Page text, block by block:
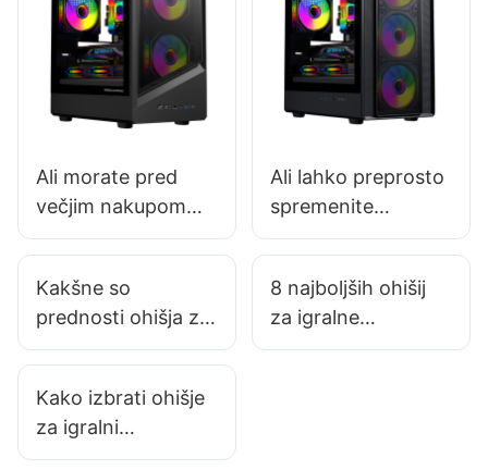
Ali morate pred
večjim nakupom
pregledati ohišja
računalnikov?
Ali lahko preprosto
spremenite
standardna ohišja
Kakšne so
prednosti ohišja za
igralni računalnik v
stolpa za resne
igralce?
8 najboljših ohišij
za igralne
računalnike, ki se
Kako izbrati ohišje
za igralni
računalnik, ki